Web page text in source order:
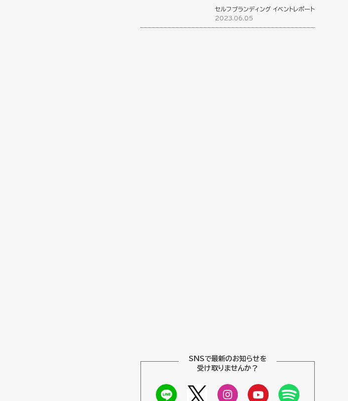
セルフブランディング イベントレポート
2023.06.05
SNSで最新のお知らせを
受け取りませんか？